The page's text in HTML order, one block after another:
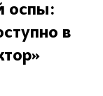
оспы:
в